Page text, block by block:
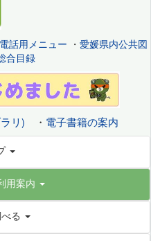
話用メニュー ・ 愛媛県内公共図
合目録
リ) ・ 電子書籍の案内
用案内
る